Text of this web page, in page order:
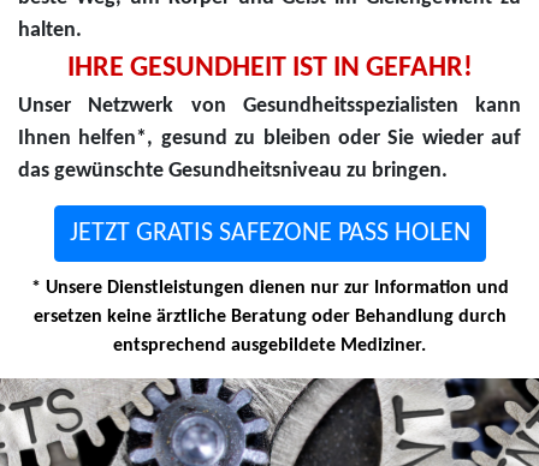
halten.
IHRE GESUNDHEIT IST IN GEFAHR!
Unser Netzwerk von Gesundheitsspezialisten kann
Ihnen helfen*, gesund zu bleiben oder Sie wieder auf
das gewünschte Gesundheitsniveau zu bringen.
JETZT GRATIS SAFEZONE PASS HOLEN
* Unsere Dienstleistungen dienen nur zur Information und
ersetzen keine ärztliche Beratung oder Behandlung durch
entsprechend ausgebildete Mediziner.